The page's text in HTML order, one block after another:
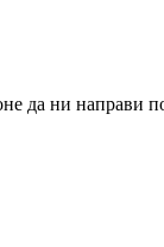
да ни направи